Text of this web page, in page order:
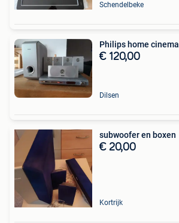
Schendelbeke
Philips home cinema
€ 120,00
Dilsen
subwoofer en boxen
€ 20,00
Kortrijk